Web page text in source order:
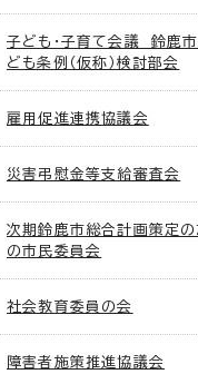
子ども・子育て会議 鈴鹿
ども条例（仮称）検討部会
雇用促進連携協議会
災害弔慰金等支給審査会
次期鈴鹿市総合計画策定の
の市民委員会
社会教育委員の会
障害者施策推進協議会